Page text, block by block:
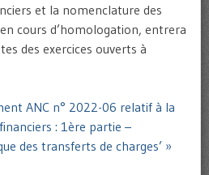
et la nomenclature des
cours d’homologation, entrera
des exercices ouverts à
ANC n° 2022-06 relatif à la
: 1ère partie –
des transferts de charges’ »